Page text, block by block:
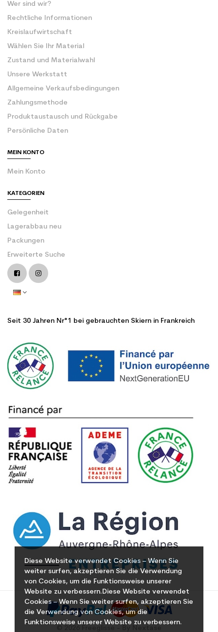
Diese Website verwendet Cookies – Wenn Sie
weiter surfen, akzeptieren Sie die Verwendung
von Cookies, um die Funktionsweise unserer
Website zu verbessern.Diese Website verwendet
Cookies – Wenn Sie weiter surfen, akzeptieren Sie
die Verwendung von Cookies, um die
Funktionsweise unserer Website zu verbessern.
Wer sind wir?
Rechtliche Informationen
Kreislaufwirtschaft
Wählen Sie Ihr Material
Zustand und Materialwahl
Unsere Werkstatt
Allgemeine Verkaufsbedingungen
Zahlungsmethode
Produktaustausch und Rückgabe
Persönliche Daten
MEIN KONTO
Mein Konto
KATEGORIEN
Gelegenheit
Lagerabbau neu
Packungen
Erweiterte Suche
Seit 30 Jahren Nr°1 bei gebrauchten Skiern in Frankreich